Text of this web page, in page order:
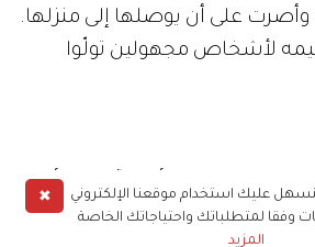
على أن يوصلها إلى منزلها.
لأشخاص مجهولين تولّوا
في مسابقة «أراب آيدول» أن
معروفة كما ردد البعض بل ادعت
✖
عليك استخدام موقعنا الإلكتروني
وفقا لمتطلباتك واحتياجاتك الخاصة
المزيد